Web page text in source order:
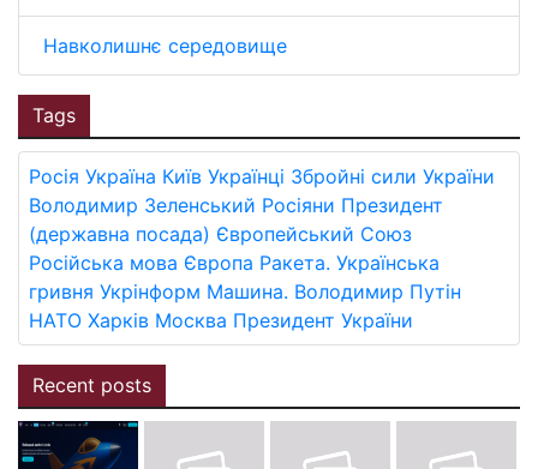
Навколишнє середовище
Tags
Росія Україна Київ Українці Збройні сили України
Володимир Зеленський Росіяни Президент
(державна посада) Європейський Союз
Російська мова Європа Ракета. Українська
гривня Укрінформ Машина. Володимир Путін
НАТО Харків Москва Президент України
Recent posts